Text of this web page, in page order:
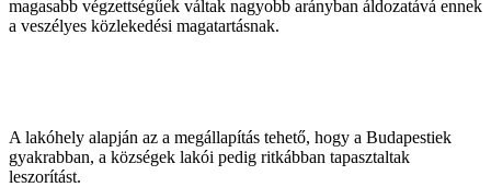
magasabb végzettségűek váltak nagyobb arányban áldozatává ennek
a veszélyes közlekedési magatartásnak.
A lakóhely alapján az a megállapítás tehető, hogy a Budapestiek
gyakrabban, a községek lakói pedig ritkábban tapasztaltak
leszorítást.